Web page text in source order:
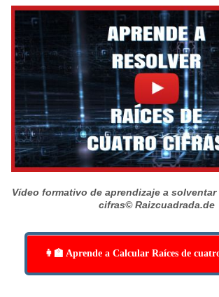
Vídeo formativo de aprendizaje a
cifras© Raizcuadrada.de
👩‍🏫 Aprende a Calcular Raíces de